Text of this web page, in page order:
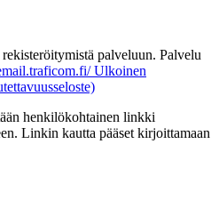
palveluun. Palvelu
Ulkoinen
henkilökohtainen linkki
Linkin kautta pääset kirjoittamaan